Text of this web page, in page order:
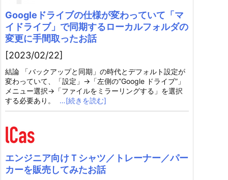
Googleドライブの仕様が変わっていて「マ
イドライブ」で同期するローカルフォルダの
変更に手間取ったお話
[2023/02/22]
結論 「バックアップと同期」の時代とデフォルト設定が
変わっていて、「設定」→「左側の”Google ドライブ”」
メニュー選択→「ファイルをミラーリングする」を選択
する必要あり。
…[続きを読む]
エンジニア向けＴシャツ／トレーナー／パー
カーを販売してみたお話